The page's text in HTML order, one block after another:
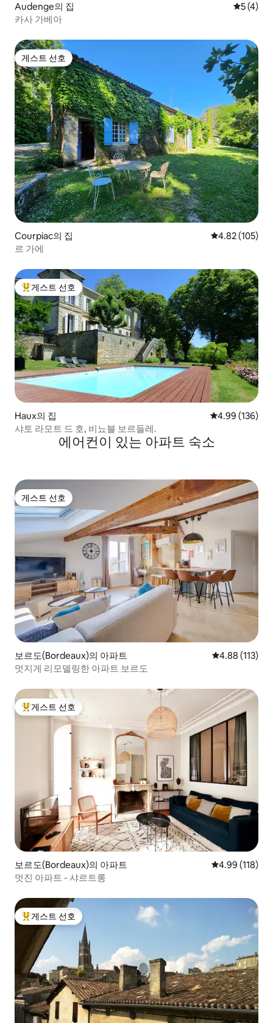
Audenge의 집 평점 5점
5 (4)
카사 가베아
게스트 선호
게스트 선호
Courpiac의 집 평점 4.82점(5
4.82 (105)
르 가에
상위 게스트 선호
게스트 선호
Haux의 집 평점 4.99점(5
4.99 (136)
샤토 라모트 드 호, 비뇨블 보르들레.
에어컨이 있는 아파트 숙소
게스트 선호
게스트 선호
보르도(Bordeaux)의 아파트 평점 4.88점(5
4.88 (113)
멋지게 리모델링한 아파트 보르도
상위 게스트 선호
게스트 선호
보르도(Bordeaux)의 아파트 평점 4.99점(5
4.99 (118)
멋진 아파트 - 샤르트롱
상위 게스트 선호
게스트 선호